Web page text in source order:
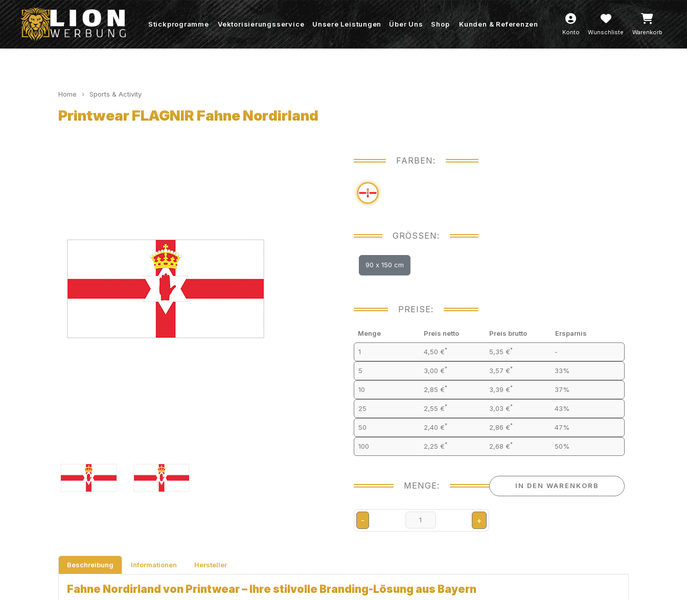
Stickprogramme Vektorisierungsservice Unsere Leistungen Über Uns Shop Kunden & Referenzen
Konto Wunschliste Warenkorb
Home Sports & Activity
Printwear FLAGNIR Fahne Nordirland
FARBEN:
GRÖSSEN:
90 x 150 cm
PREISE:
Menge Preis netto Preis brutto Ersparnis
1 4,50 €* 5,35 €* -
5 3,00 €* 3,57 €* 33%
10 2,85 €* 3,39 €* 37%
25 2,55 €* 3,03 €* 43%
50 2,40 €* 2,86 €* 47%
100 2,25 €* 2,68 €* 50%
MENGE:
- +
IN DEN WARENKORB
Beschreibung Informationen Hersteller
Fahne Nordirland von Printwear – Ihre stilvolle Branding-Lösung aus Bayern